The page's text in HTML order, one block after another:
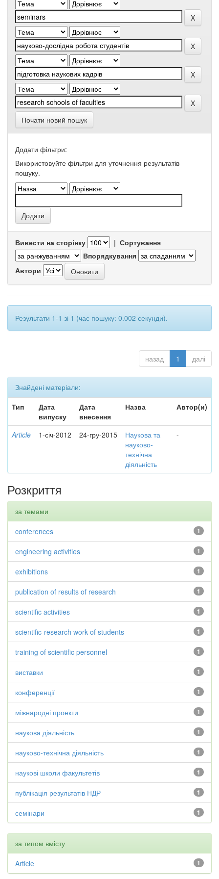
Почати новий пошук
Додати фільтри:
Використовуйте фільтри для уточнення результатів
пошуку.
Вивести на сторінку | Сортування
Впорядкування
Автори
Результати 1-1 зі 1 (час пошуку: 0.002 секунди).
назад 1 далі
Знайдені матеріали:
Тип
Дата
випуску
Дата
внесення
Назва Автор(и)
Article 1-січ-2012 24-гру-2015
Наукова та
науково-
технічна
діяльність
-
Розкриття
за темами
1
conferences
1
engineering activities
1
exhibitions
1
publication of results of research
1
scientific activities
1
scientific-research work of students
1
training of scientific personnel
1
виставки
1
конференції
1
міжнародні проекти
1
наукова діяльність
1
науково-технічна діяльність
1
наукові школи факультетів
1
публікація результатів НДР
1
семінари
за типом вмісту
1
Article